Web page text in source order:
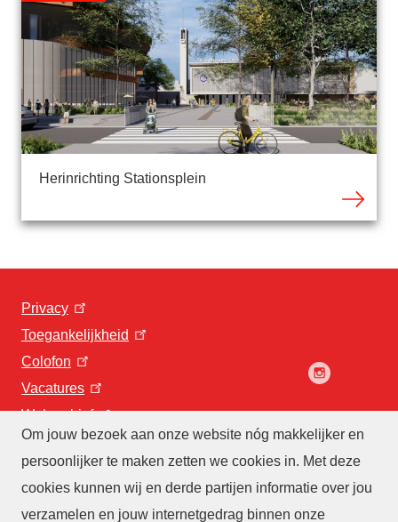
Om jouw bezoek aan onze website nóg makkelijker en
persoonlijker te maken zetten we cookies in. Met deze
cookies kunnen wij en derde partijen informatie over jou
verzamelen en jouw internetgedrag binnen onze
Herinrichting Stationsplein
Privacy
Toegankelijkheid
Colofon
Vacatures
Webarchief